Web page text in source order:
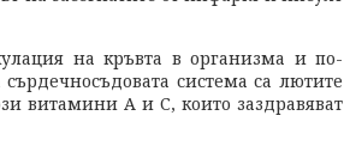
на кръвта в организма и по-
система са лютите
витамини А и С, които заздравяват